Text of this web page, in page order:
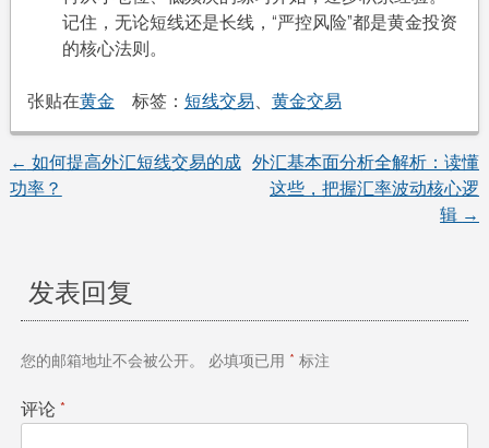
记住，无论短线还是长线，“严控风险”都是黄金投资
的核心法则。
张贴在黄金 标签： 短线交易、 黄金交易
文
导
航
← 如何提高外汇短线交易的成
功率？
外汇基本面分析全解析：读懂
这些，把握汇率波动核心逻
辑 →
发表回复
您的邮箱地址不会被公开。 必填项已用 * 标注
评论 *